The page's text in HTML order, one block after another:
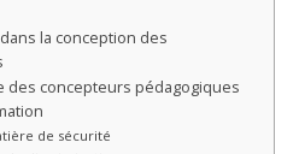
la conception des
des concepteurs pédagogiques
de sécurité